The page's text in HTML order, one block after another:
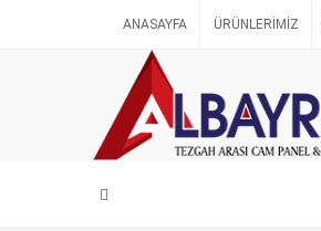
ANASAYFA ÜRÜNLERIMIZ